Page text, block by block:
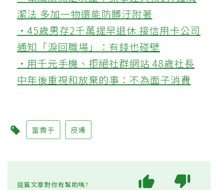
潔法 多加一物還能防髒汙附著
‧45歲男存2千萬提早退休 接信用卡公司
通知「淚回職場」：有錢也碰壁
‧用千元手機、拒絕社群網站 48歲社長
中年後重視和放棄的事：不為面子消費
富貴手 皮膚
這篇文章對你有幫助嗎?